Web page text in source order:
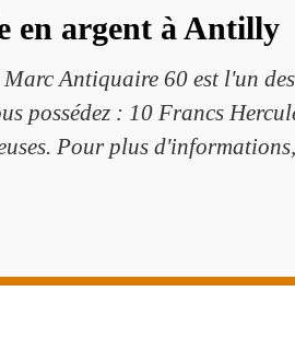
en argent à Antilly
Marc Antiquaire 60 est l'un des
possédez : 10 Francs
Pour plus d'informations,